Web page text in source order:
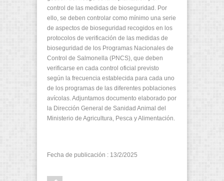
control de las medidas de bioseguridad. Por
ello, se deben controlar como mínimo una serie
de aspectos de bioseguridad recogidos en los
protocolos de verificación de las medidas de
bioseguridad de los Programas Nacionales de
Control de Salmonella (PNCS), que deben
verificarse en cada control oficial previsto
según la frecuencia establecida para cada uno
de los programas de las diferentes poblaciones
avícolas. Adjuntamos documento elaborado por
la Dirección General de Sanidad Animal del
Ministerio de Agricultura, Pesca y Alimentación.
Fecha de publicación : 13/2/2025